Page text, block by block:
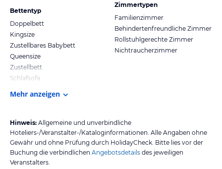
Bettentyp
Doppelbett
Kingsize
Zustellbares Babybett
Queensize
Zustellbett
Schlafsofa
Zimmertypen
Familienzimmer
Behindertenfreundliche Zimmer
Rollstuhlgerechte Zimmer
Nichtraucherzimmer
Mehr anzeigen
Hinweis: Allgemeine und unverbindliche
Hoteliers-/Veranstalter-/Kataloginformationen. Alle Angaben ohne
Gewähr und ohne Prüfung durch HolidayCheck. Bitte lies vor der
Buchung die verbindlichen Angebotsdetails des jeweiligen
Veranstalters.